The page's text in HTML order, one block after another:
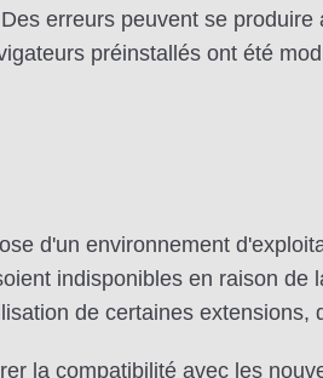
erreurs peuvent se
préinstallés ont été
d'un environnement
indisponibles en raison
de certaines
la compatibilité avec les